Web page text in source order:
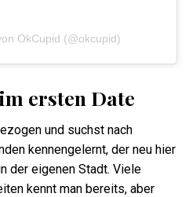
OkCupid (@okcupid)
ersten Date
und suchst nach
kennengelernt, der neu hier
der eigenen Stadt. Viele
kennt man bereits, aber